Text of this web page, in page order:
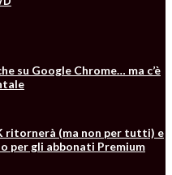
su Google Chrome… ma c’è
ritornerà (ma non per tutti) e
per gli abbonati Premium